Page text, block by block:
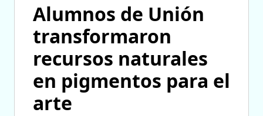
Alumnos de Unión
transformaron
recursos naturales
en pigmentos para el
arte